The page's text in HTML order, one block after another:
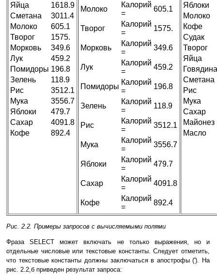
Яйца
1618.9
Сметана
3011.4
Молоко
605.1
Творог
1575.
Морковь
349.6
Лук
459.2
Помидоры 196.8
Зелень
118.9
Рис
3512.1
Мука
3556.7
Яблоки
479.7
Сахар
4091.8
Кофе
892.4
Молоко
Калорий
=
605.1
Творог
Калорий
=
1575.
Морковь
Калорий
=
349.6
Лук
Калорий
=
459.2
Помидоры
Калорий
=
196.8
Зелень
Калорий
=
118.9
Рис
Калорий
=
3512.1
Мука
Калорий
=
3556.7
Яблоки
Калорий
=
479.7
Сахар
Калорий
=
4091.8
Кофе
Калорий
=
892.4
Яблоки
Молоко
Кофе
Судак
Творог
Яйца
Говядина
Сметана
Рис
Мука
Сахар
Майонез
Масло
Рис. 2.2. Примеры запросов с вычисляемыми полями
Фраза SELECT может включать не только выражения, но и
отдельные числовые или текстовые константы. Следует отметить,
что текстовые константы должны заключаться в апострофы ('). На
рис. 2.2,б приведен результат запроса: